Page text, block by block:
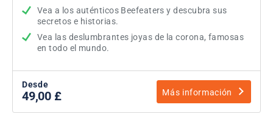
Vea a los auténticos Beefeaters y descubra sus
secretos e historias.
Vea las deslumbrantes joyas de la corona, famosas
en todo el mundo.
Desde
49,00 £ Más información